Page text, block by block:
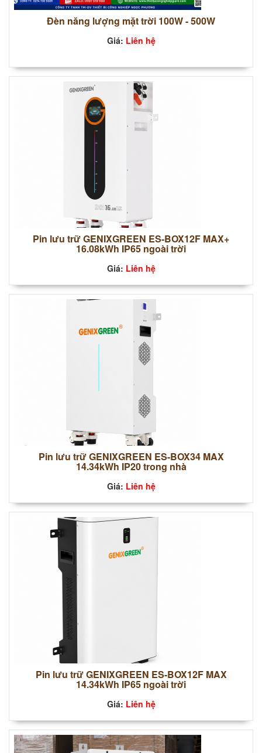
Đèn năng lượng mặt trời 100W - 500W
Giá: Liên hệ
Pin lưu trữ GENIXGREEN ES-BOX12F MAX+
16.08kWh IP65 ngoài trời
Giá: Liên hệ
Pin lưu trữ GENIXGREEN ES-BOX34 MAX
14.34kWh IP20 trong nhà
Giá: Liên hệ
Pin lưu trữ GENIXGREEN ES-BOX12F MAX
14.34kWh IP65 ngoài trời
Giá: Liên hệ